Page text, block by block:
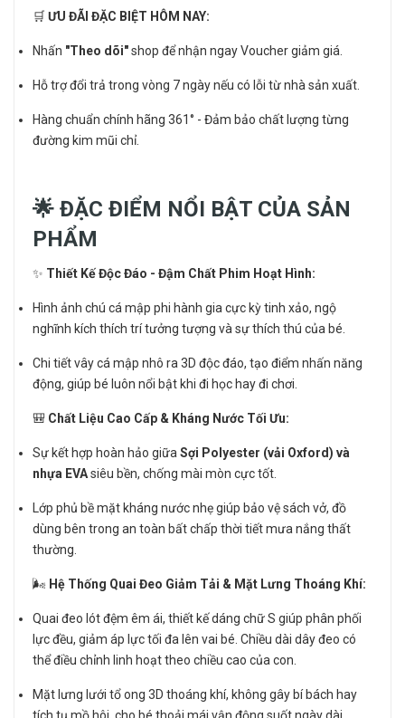
🛒 ƯU ĐÃI ĐẶC BIỆT HÔM NAY:
Nhấn "Theo dõi"shop để nhận ngay Voucher giảm giá.
Hỗ trợ đổi trả trong vòng 7 ngày nếu có lỗi từ nhà sản xuất.
Hàng chuẩn chính hãng 361° - Đảm bảo chất lượng từng
đường kim mũi chỉ.
🌟 ĐẶC ĐIỂM NỔI BẬT CỦA SẢN
PHẨM
✨ Thiết Kế Độc Đáo - Đậm Chất Phim Hoạt Hình:
Hình ảnh chú cá mập phi hành gia cực kỳ tinh xảo, ngộ
nghĩnh kích thích trí tưởng tượng và sự thích thú của bé.
Chi tiết vây cá mập nhô ra 3D độc đáo, tạo điểm nhấn năng
động, giúp bé luôn nổi bật khi đi học hay đi chơi.
🎒 Chất Liệu Cao Cấp & Kháng Nước Tối Ưu:
Sự kết hợp hoàn hảo giữa Sợi Polyester (vải Oxford) và
nhựa EVAsiêu bền, chống mài mòn cực tốt.
Lớp phủ bề mặt kháng nước nhẹ giúp bảo vệ sách vở, đồ
dùng bên trong an toàn bất chấp thời tiết mưa nắng thất
thường.
🌬️ Hệ Thống Quai Đeo Giảm Tải & Mặt Lưng Thoáng Khí:
Quai đeo lót đệm êm ái, thiết kế dáng chữ S giúp phân phối
lực đều, giảm áp lực tối đa lên vai bé. Chiều dài dây đeo có
thể điều chỉnh linh hoạt theo chiều cao của con.
Mặt lưng lưới tổ ong 3D thoáng khí, không gây bí bách hay